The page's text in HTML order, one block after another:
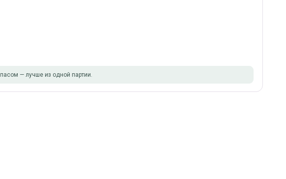
— лучше из одной партии.